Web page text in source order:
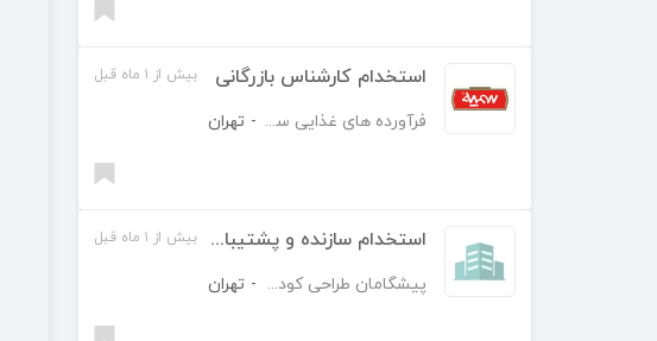
استخدام کارشناس بازرگانی
فرآورده های غذایی سمیه - تهران
بیش از ۱ ماه قبل
استخدام سازنده و پشتیبان سایت
پیشگامان طراحی کودک - تهران
بیش از ۱ ماه قبل